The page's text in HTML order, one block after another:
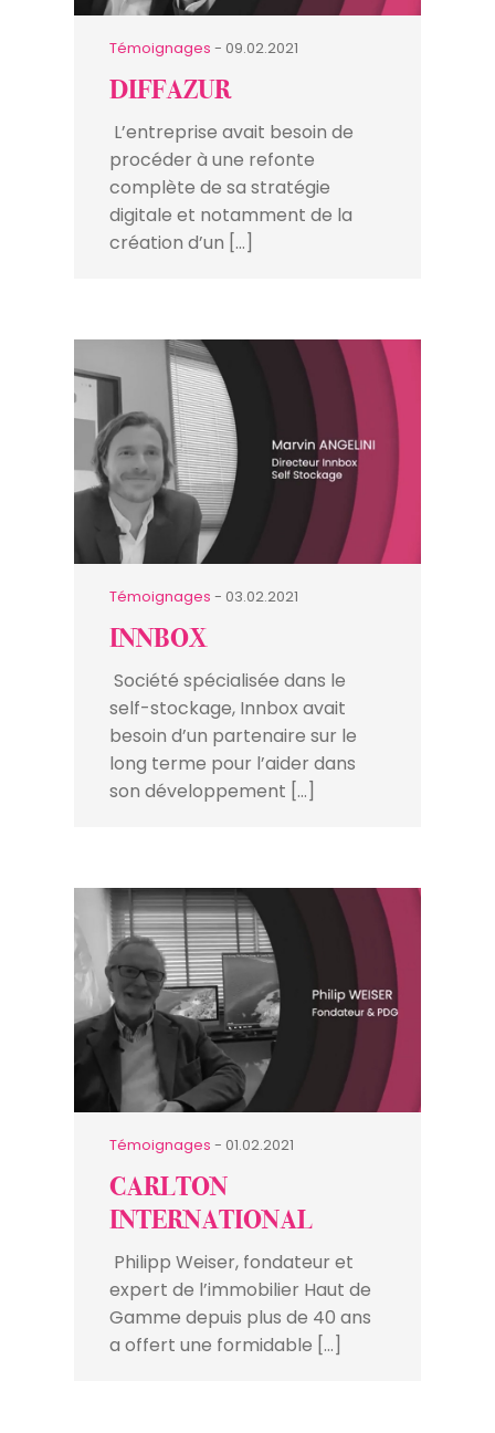
Témoignages - 09.02.2021
DIFFAZUR
L’entreprise avait besoin de
procéder à une refonte
complète de sa stratégie
digitale et notamment de la
création d’un […]
Témoignages - 03.02.2021
INNBOX
Société spécialisée dans le
self-stockage, Innbox avait
besoin d’un partenaire sur le
long terme pour l’aider dans
son développement […]
Témoignages - 01.02.2021
CARLTON
INTERNATIONAL
Philipp Weiser, fondateur et
expert de l’immobilier Haut de
Gamme depuis plus de 40 ans
a offert une formidable […]